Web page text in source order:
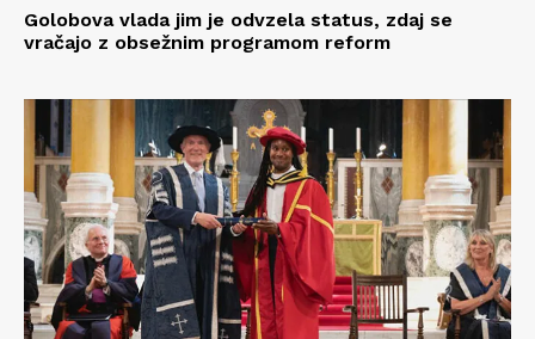
Golobova vlada jim je odvzela status, zdaj se
vračajo z obsežnim programom reform